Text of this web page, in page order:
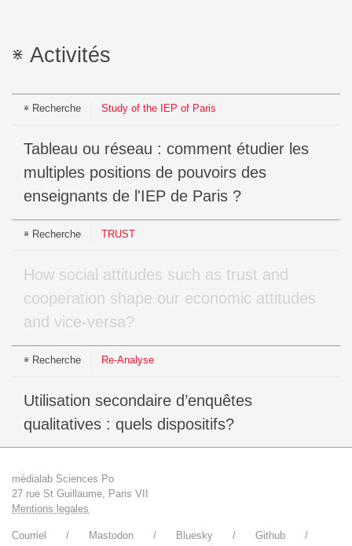
Activités
Recherche Study of the IEP of Paris
Tableau ou réseau : comment étudier les
multiples positions de pouvoirs des
enseignants de l'IEP de Paris ?
Recherche TRUST
How social attitudes such as trust and
cooperation shape our economic attitudes
and vice-versa?
Recherche Re-Analyse
Utilisation secondaire d’enquêtes
qualitatives : quels dispositifs?
médialab Sciences Po
27 rue St Guillaume, Paris VII
Mentions legales
Courriel Mastodon Bluesky
Github